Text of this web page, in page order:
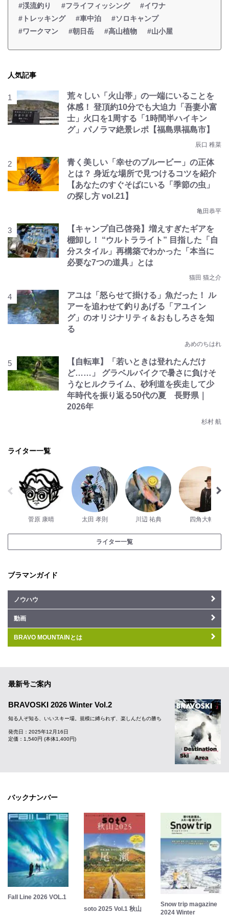
#渓流釣り #フライフィッシング
#イワナ
#トレッキング
#車中泊
#ソロキャンプ
#ワークマン
#朝日岳 #高山植物 #山小屋
人気記事
荒々しい「火山帯」の一端にいることを
体感！ 登頂約10分でも大迫力「吾妻小富
士」火口を1周する「1時間半ハイキン
グ」パノラマ絶景レポ【福島県福島市】
辰口 稚菜
青く美しい「幸せのブルービー」の正体
とは？ 身近な場所で見つけるコツを紹介
【あなたのすぐそばにいる「季節の虫」
の探し方 vol.21】
亀田恭平
【キャンプ自己啓発】増えすぎたギアを
棚卸し！ “ウルトラライト” 目指した「自
分スタイル」再構築でわかった「本当に
必要な7つの道具」とは
猫田 猫之介
アユは「怒らせて掛ける」魚だった！ ル
アーを追わせて釣りあげる「アユイン
グ」のオリジナリティ＆おもしろさを知
る
あめのちはれ
【自転車】「若いときは登れたんだけ
ど……」 グラベルバイクで暑さに負けそ
うなヒルクライム、砂利道を疾走して少
年時代を振り返る50代の夏 長野県｜
2026年
杉村 航
ライター一覧
菅原 康晴 太田 孝則 川辺 祐典 四角大輔
ライター一覧
ブラマンガイド
ノウハウ
動画
BRAVO MOUNTAINとは
最新号ご案内
BRAVOSKI 2026 Winter Vol.2
知る人ぞ知る、いいスキー場。規模に縛られず、楽しんだもの勝ち
発売日：2025年12月16日
定価：1,540円 (本体1,400円)
バックナンバー
Fall Line 2026 VOL.1
soto 2025 Vol.1 秋山
Snow trip magazine
2024 Winter